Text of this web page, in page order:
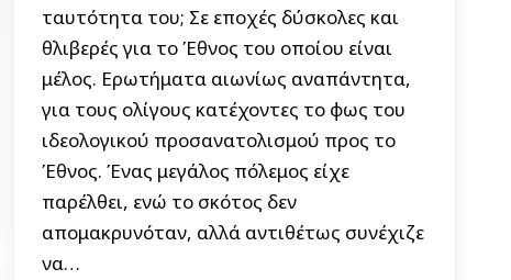
ταυτότητα του; Σε εποχές δύσκολες και
θλιβερές για το Έθνος του οποίου είναι
μέλος. Ερωτήματα αιωνίως αναπάντητα,
για τους ολίγους κατέχοντες το φως του
ιδεολογικού προσανατολισμού προς το
Έθνος. Ένας μεγάλος πόλεμος είχε
παρέλθει, ενώ το σκότος δεν
απομακρυνόταν, αλλά αντιθέτως συνέχιζε
να…